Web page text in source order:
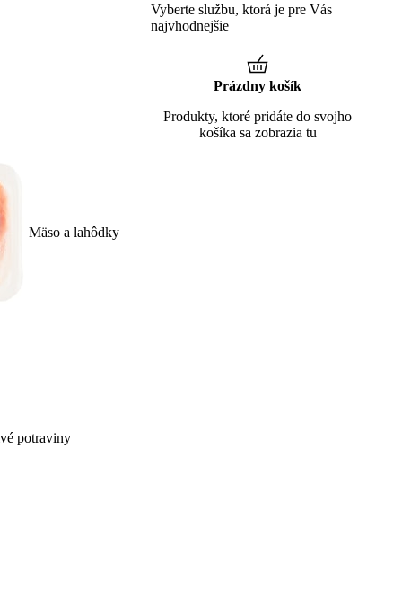
Mäso a lahôdky
potraviny
Vyberte službu, ktorá je pre Vás
najvhodnejšie
Prázdny košík
Produkty, ktoré pridáte do svojho
košíka sa zobrazia tu